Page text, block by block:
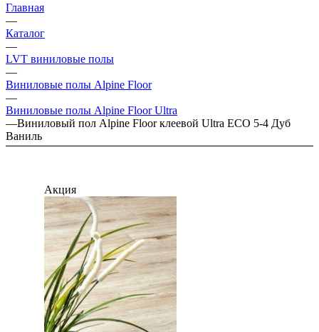
Главная
—
Каталог
—
LVT виниловые полы
—
Виниловые полы Alpine Floor
—
Виниловые полы Alpine Floor Ultra
—Виниловый пол Alpine Floor клеевой Ultra ЕСО 5-4 Дуб
Ваниль
Акция